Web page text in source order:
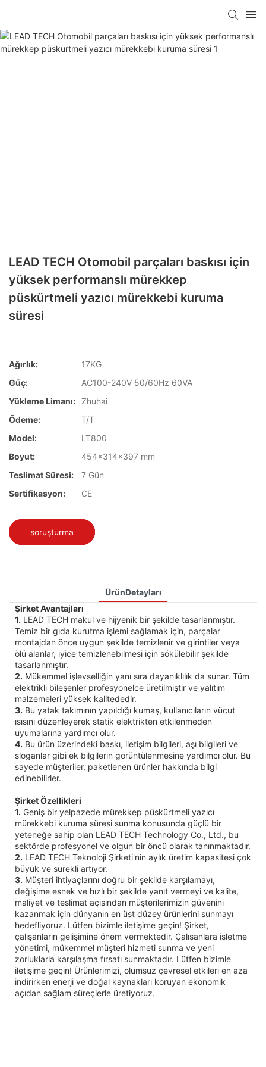
LEAD TECH Otomobil parçaları baskısı için
yüksek performanslı mürekkep
püskürtmeli yazıcı mürekkebi kuruma
süresi
Ağırlık:
17KG
Güç:
AC100-240V 50/60Hz 60VA
Yükleme Limanı:
Zhuhai
Ödeme:
T/T
Model:
LT800
Boyut:
454x314x397 mm
Teslimat Süresi:
7 Gün
Sertifikasyon:
CE
soruşturma
ÜrünDetayları
Şirket Avantajları
1. LEAD TECH makul ve hijyenik bir şekilde tasarlanmıştır.
Temiz bir gıda kurutma işlemi sağlamak için, parçalar
montajdan önce uygun şekilde temizlenir ve girintiler veya
ölü alanlar, iyice temizlenebilmesi için sökülebilir şekilde
tasarlanmıştır.
2. Mükemmel işlevselliğin yanı sıra dayanıklılık da sunar. Tüm
elektrikli bileşenler profesyonelce üretilmiştir ve yalıtım
malzemeleri yüksek kalitededir.
3. Bu yatak takımının yapıldığı kumaş, kullanıcıların vücut
ısısını düzenleyerek statik elektrikten etkilenmeden
uyumalarına yardımcı olur.
4. Bu ürün üzerindeki baskı, iletişim bilgileri, aşı bilgileri ve
sloganlar gibi ek bilgilerin görüntülenmesine yardımcı olur. Bu
sayede müşteriler, paketlenen ürünler hakkında bilgi
edinebilirler.
Şirket Özellikleri
1. Geniş bir yelpazede mürekkep püskürtmeli yazıcı
mürekkebi kuruma süresi sunma konusunda güçlü bir
yeteneğe sahip olan LEAD TECH Technology Co., Ltd., bu
sektörde profesyonel ve olgun bir öncü olarak tanınmaktadır.
2. LEAD TECH Teknoloji Şirketi'nin aylık üretim kapasitesi çok
büyük ve sürekli artıyor.
3. Müşteri ihtiyaçlarını doğru bir şekilde karşılamayı,
değişime esnek ve hızlı bir şekilde yanıt vermeyi ve kalite,
maliyet ve teslimat açısından müşterilerimizin güvenini
kazanmak için dünyanın en üst düzey ürünlerini sunmayı
hedefliyoruz. Lütfen bizimle iletişime geçin! Şirket,
çalışanların gelişimine önem vermektedir. Çalışanlara işletme
yönetimi, mükemmel müşteri hizmeti sunma ve yeni
zorluklarla karşılaşma fırsatı sunmaktadır. Lütfen bizimle
iletişime geçin! Ürünlerimizi, olumsuz çevresel etkileri en aza
indirirken enerji ve doğal kaynakları koruyan ekonomik
açıdan sağlam süreçlerle üretiyoruz.